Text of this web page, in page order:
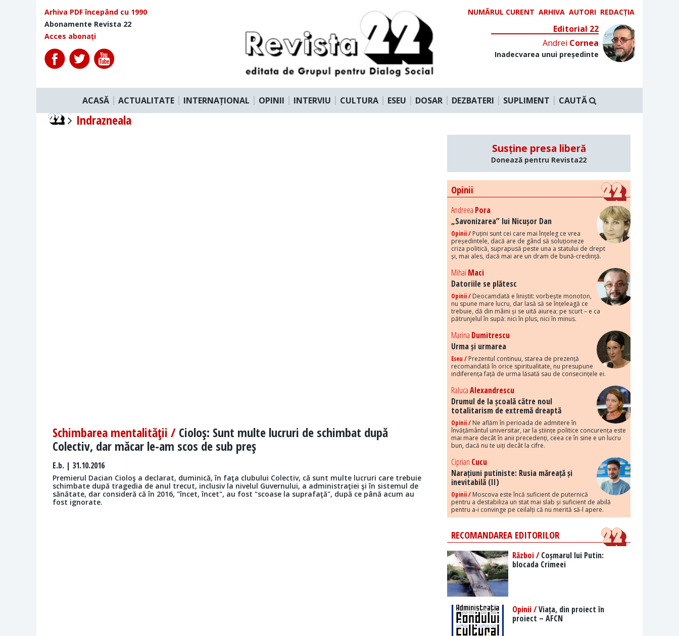
Arhiva PDF începând cu 1990
Abonamente Revista 22
Acces abonați
NUMĂRUL CURENT ARHIVA AUTORI REDACȚIA
Editorial 22
Andrei Cornea
Inadecvarea unui președinte
ACASĂ ACTUALITATE INTERNAȚIONAL OPINII INTERVIU CULTURA ESEU DOSAR DEZBATERI SUPLIMENT CAUTĂ
Indrazneala
Schimbarea mentalităţii / Cioloş: Sunt multe lucruri de schimbat după
Colectiv, dar măcar le-am scos de sub preş
E.b. | 31.10.2016
Premierul Dacian Cioloş a declarat, duminică, în faţa clubului Colectiv, că sunt multe lucruri care trebuie
schimbate după tragedia de anul trecut, inclusiv la nivelul Guvernului, a administraţiei şi în sistemul de
sănătate, dar consideră că în 2016, "încet, încet", au fost "scoase la suprafaţă", după ce până acum au
fost ignorate.
Susține presa liberă
Donează pentru Revista22
Opinii
Andreea Pora
„Savonizarea” lui Nicușor Dan
Opinii / Puțini sunt cei care mai înțeleg ce vrea
președintele, dacă are de gând să soluționeze
criza politică, suprapusă peste una a statului de drept
și, mai ales, dacă mai are un dram de bună-credință.
Mihai Maci
Datoriile se plătesc
Opinii / Deocamdată e liniștit: vorbește monoton,
nu spune mare lucru, dar lasă să se înțeleagă ce
trebuie, dă din mâini și se uită aiurea; pe scurt – e ca
pătrunjelul în supă: nici în plus, nici în minus.
Marina Dumitrescu
Urma și urmarea
Eseu / Prezentul continuu, starea de prezență
recomandată în orice spiritualitate, nu presupune
indiferența față de urma lăsată sau de consecințele ei.
RalucaAlexandrescu
Drumul de la școală către noul
totalitarism de extremă dreaptă
Opinii / Ne aflăm în perioada de admitere în
învățământul universitar, iar la științe politice concurența este
mai mare decât în anii precedenți, ceea ce în sine e un lucru
bun, dacă nu te uiți decât la cifre.
Ciprian Cucu
Narațiuni putiniste: Rusia măreață și
inevitabilă (II)
Opinii / Moscova este încă suficient de puternică
pentru a destabiliza un stat mai slab și suficient de abilă
pentru a-i convinge pe ceilalți că nu merită să-l apere.
RECOMANDAREA EDITORILOR
Război /Coșmarul lui Putin:
blocada Crimeei
Opinii /Viața, din proiect în
proiect – AFCN